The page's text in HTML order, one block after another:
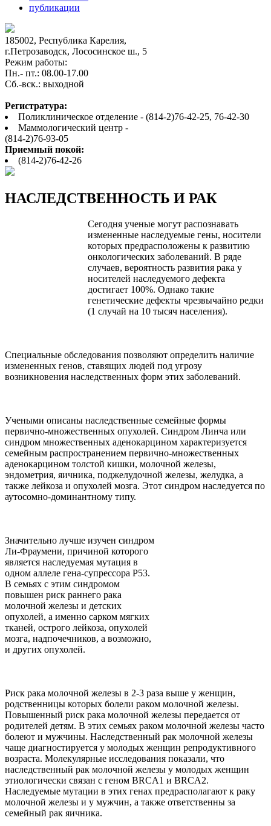
публикации
185002, Республика Карелия,
г.Петрозаводск, Лососинское ш., 5
Режим работы:
Пн.- пт.: 08.00-17.00
Cб.-вск.: выходной
Регистратура:
Поликлиническое отделение - (814-2)76-42-25, 76-42-30
Маммологический центр -
(814-2)76-93-05
Приемный покой:
(814-2)76-42-26
НАСЛЕДСТВЕННОСТЬ И РАК
Сегодня ученые могут распознавать
измененные наследуемые гены, носители
которых предрасположены к развитию
онкологических заболеваний. В ряде
случаев, вероятность развития рака у
носителей наследуемого дефекта
достигает 100%. Однако такие
генетические дефекты чрезвычайно редки
(1 случай на 10 тысяч населения).
Специальные обследования позволяют определить наличие
измененных генов, ставящих людей под угрозу
возникновения наследственных форм этих заболеваний.
Учеными описаны наследственные семейные формы
первично-множественных опухолей. Синдром Линча или
синдром множественных аденокарцином характеризуется
семейным распространением первично-множественных
аденокарцином толстой кишки, молочной железы,
эндометрия, яичника, поджелудочной железы, желудка, а
также лейкоза и опухолей мозга. Этот синдром наследуется по
аутосомно-доминантному типу.
Значительно лучше изучен синдром
Ли-Фраумени, причиной которого
является наследуемая мутация в
одном аллеле гена-супрессора Р53.
В семьях с этим синдромом
повышен риск раннего рака
молочной железы и детских
опухолей, а именно сарком мягких
тканей, острого лейкоза, опухолей
мозга, надпочечников, а возможно,
и других опухолей.
Риск рака молочной железы в 2-3 раза выше у женщин,
родственницы которых болели раком молочной железы.
Повышенный риск рака молочной железы передается от
родителей детям. В этих семьях раком молочной железы часто
болеют и мужчины. Наследственный рак молочной железы
чаще диагностируется у молодых женщин репродуктивного
возраста. Молекулярные исследования показали, что
наследственный рак молочной железы у молодых женщин
этиологически связан с геном BRCA1 и BRCA2.
Наследуемые мутации в этих генах предрасполагают к раку
молочной железы и у мужчин, а также ответственны за
семейный рак яичника.